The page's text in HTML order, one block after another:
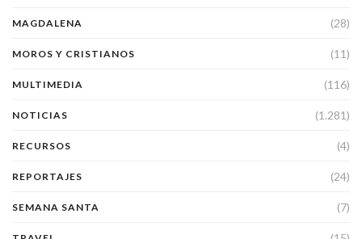
MAGDALENA (28)
MOROS Y CRISTIANOS (11)
MULTIMEDIA (116)
NOTICIAS (1.281)
RECURSOS (4)
REPORTAJES (24)
SEMANA SANTA (7)